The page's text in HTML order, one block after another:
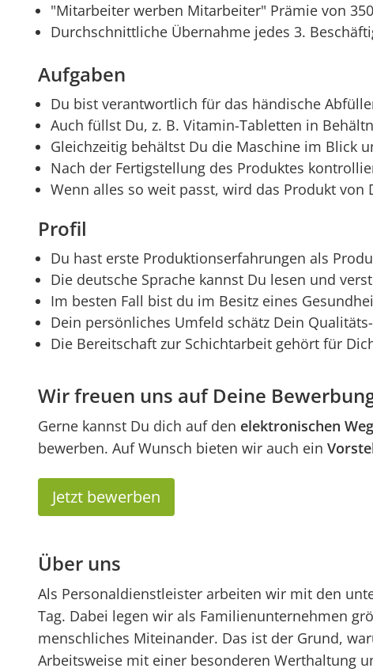
"Mitarbeiter werben Mitarbeiter" Prämie von
Durchschnittliche Übernahme jedes 3.
Aufgaben
Du bist verantwortlich für das händische
Auch füllst Du, z. B. Vitamin-Tabletten in
Gleichzeitig behältst Du die Maschine im Blick
Nach der Fertigstellung des Produktes
Wenn alles so weit passt, wird das Produkt
Profil
Du hast erste Produktionserfahrungen als
Die deutsche Sprache kannst Du lesen und
Im besten Fall bist du im Besitz eines
Dein persönliches Umfeld schätz Dein
Die Bereitschaft zur Schichtarbeit gehört für
Wir freuen uns auf Deine
Gerne kannst Du dich auf den elektronischen Weg
bewerben. Auf Wunsch bieten wir auch ein
Jetzt bewerben
Über uns
Als Personaldienstleister arbeiten wir mit den
Tag. Dabei legen wir als Familienunternehmen
menschliches Miteinander. Das ist der Grund,
Arbeitsweise mit einer besonderen Werthaltung